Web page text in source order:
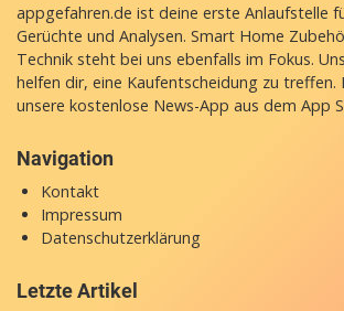
appgefahren.de ist deine erste Anlaufstelle
Gerüchte und Analysen. Smart Home
Technik steht bei uns ebenfalls im Fokus.
helfen dir, eine Kaufentscheidung zu treffen.
unsere kostenlose News-App aus dem App
Navigation
Kontakt
Impressum
Datenschutzerklärung
Letzte Artikel